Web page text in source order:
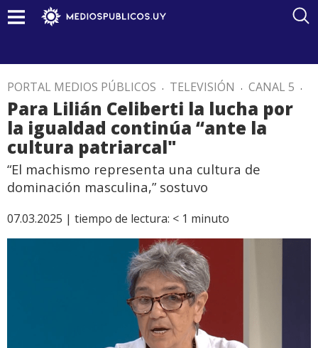
PORTAL MEDIOS PÚBLICOS . TELEVISIÓN . CANAL 5 .
Para Lilián Celiberti la lucha por
la igualdad continúa “ante la
cultura patriarcal"
“El machismo representa una cultura de
dominación masculina,” sostuvo
07.03.2025 | tiempo de lectura: < 1 minuto